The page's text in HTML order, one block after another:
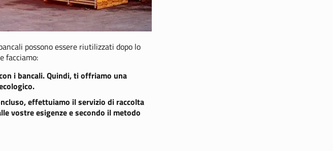
possono essere riutilizzati dopo lo
facciamo:
i bancali. Quindi, ti offriamo una
effettuiamo il servizio di raccolta
vostre esigenze e secondo il metodo